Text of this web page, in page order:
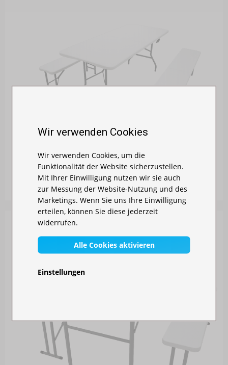
BIERZELTGARNITUR / FESTZELTGARNITUR 3 TLG...
Auf Lager
215,00 €
Wir verwenden Cookies
Wir verwenden Cookies, um die
Funktionalität der Website sicherzustellen.
Mit Ihrer Einwilligung nutzen wir sie auch
zur Messung der Website-Nutzung und des
Marketings. Wenn Sie uns Ihre Einwilligung
erteilen, können Sie diese jederzeit
widerrufen.
Alle Cookies aktivieren
Einstellungen